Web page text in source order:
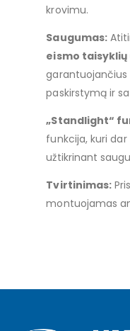
krovimu.
Saugumas:
eismo taisyklių
garantuojančius
paskirstymą ir
„Standlight“
funkcija, kuri dar
užtikrinant
Tvirtinimas:
montuojamas